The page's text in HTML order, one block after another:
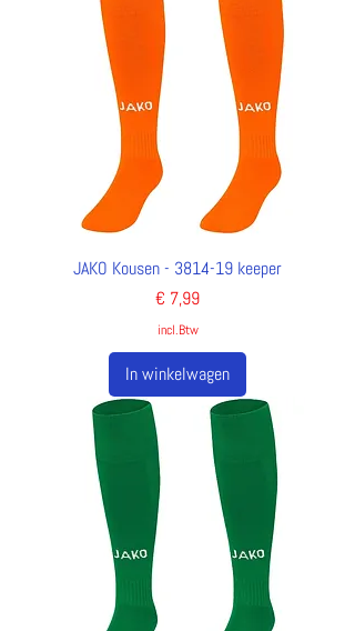
JAKO Kousen - 3814-19 keeper
Prijs
€ 7,99
incl.Btw
In winkelwagen